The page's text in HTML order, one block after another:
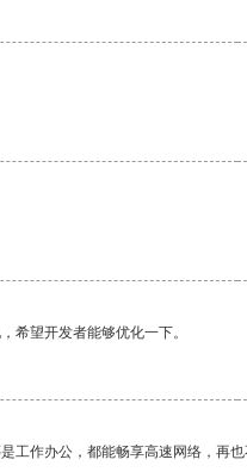
希望开发者能够优化一下。
作办公，都能畅享高速网络，再也